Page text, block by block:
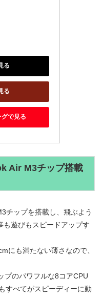
る
る
で見る
Air M3チップ搭載
チップを搭載し、飛ぶよう
も遊びもスピードアップす
にも満たない薄さなので、
プのパワフルな8コアCPU
すべてがスピーディーに動